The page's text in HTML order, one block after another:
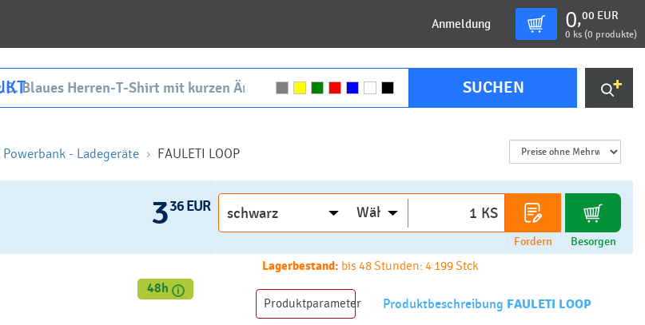
Anmeldung 0,00 EUR
0 ks (0 produkte)
SUCHEN
Powerbank - Ladegeräte FAULETI LOOP
336 EUR KS
Fordern Besorgen
48h
Lagerbestand: bis 48 Stunden: 4 199 Stck
Produktbeschreibung FAULETI LOOP
Produktparameter